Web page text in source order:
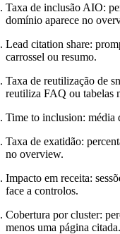
Taxa de inclusão AIO:
domínio aparece no
Lead citation share:
carrossel ou resumo.
Taxa de reutilização de
reutiliza FAQ ou tabelas
Time to inclusion: média
Taxa de exatidão:
no overview.
Impacto em receita:
face a controlos.
Cobertura por cluster:
menos uma página citada.